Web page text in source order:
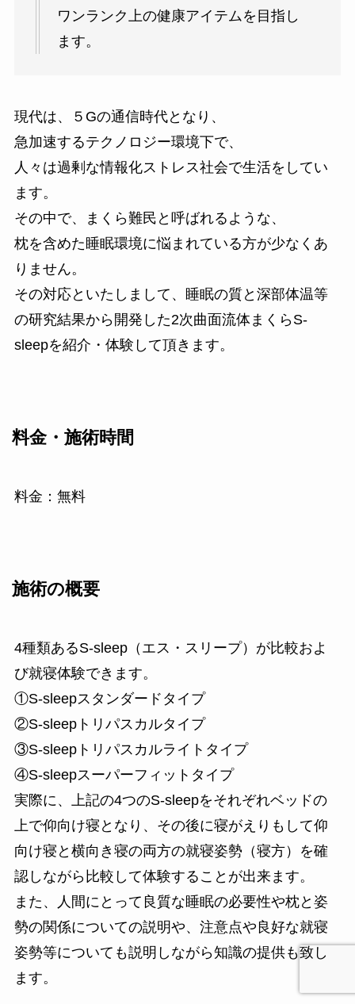
ワンランク上の健康アイテムを目指し
ます。
現代は、５Gの通信時代となり、
急加速するテクノロジー環境下で、
人々は過剰な情報化ストレス社会で生活をしてい
ます。
その中で、まくら難民と呼ばれるような、
枕を含めた睡眠環境に悩まれている方が少なくあ
りません。
その対応といたしまして、睡眠の質と深部体温等
の研究結果から開発した2次曲面流体まくらS-
sleepを紹介・体験して頂きます。
料金・施術時間
料金：無料
施術の概要
4種類あるS-sleep（エス・スリープ）が比較およ
び就寝体験できます。
①S-sleepスタンダードタイプ
②S-sleepトリパスカルタイプ
③S-sleepトリパスカルライトタイプ
④S-sleepスーパーフィットタイプ
実際に、上記の4つのS-sleepをそれぞれベッドの
上で仰向け寝となり、その後に寝がえりもして仰
向け寝と横向き寝の両方の就寝姿勢（寝方）を確
認しながら比較して体験することが出来ます。
また、人間にとって良質な睡眠の必要性や枕と姿
勢の関係についての説明や、注意点や良好な就寝
姿勢等についても説明しながら知識の提供も致し
ます。